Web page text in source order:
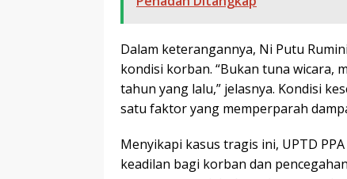
Dalam keterangannya, Ni Putu
kondisi korban. “Bukan tuna wicara,
tahun yang lalu,” jelasnya. Kondisi
satu faktor yang memperparah
Menyikapi kasus tragis ini, UPTD
keadilan bagi korban dan